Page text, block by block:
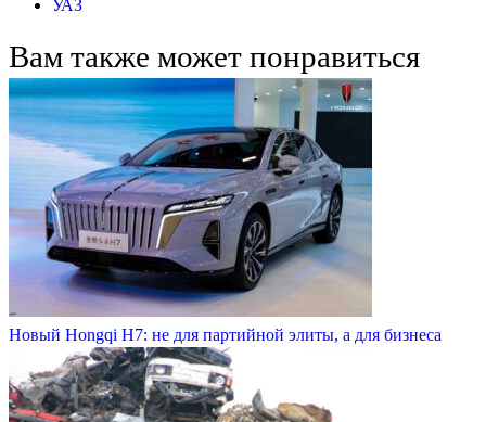
УАЗ
Вам также может понравиться
Новый Hongqi H7: не для партийной элиты, а для бизнеса